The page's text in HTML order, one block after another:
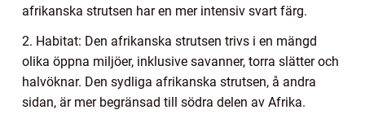
afrikanska strutsen har en mer intensiv svart färg.
2. Habitat: Den afrikanska strutsen trivs i en mängd
olika öppna miljöer, inklusive savanner, torra slätter och
halvöknar. Den sydliga afrikanska strutsen, å andra
sidan, är mer begränsad till södra delen av Afrika.